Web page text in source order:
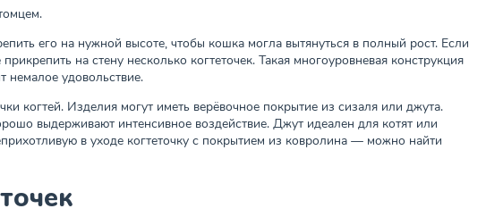
его на нужной высоте, чтобы кошка могла вытянуться в полный рост. Если
на стену несколько когтеточек. Такая многоуровневая конструкция
немалое удовольствие.
когтей. Изделия могут иметь верёвочное покрытие из сизаля или джута.
выдерживают интенсивное воздействие. Джут идеален для котят или
в уходе когтеточку с покрытием из ковролина — можно найти